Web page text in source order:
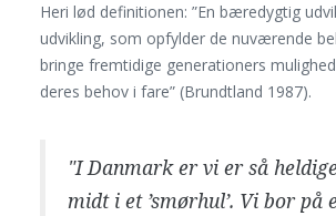
Heri lød definitionen: ”En bæredygtig
udvikling, som opfylder de nuværende
bringe fremtidige generationers
deres behov i fare” (Brundtland 1987).
"I Danmark er vi er så
midt i et ’smørhul’. Vi bor på